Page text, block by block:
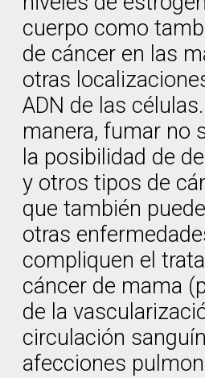
cuerpo como
de cáncer en las
otras
ADN de las
manera, fumar no
la posibilidad de
y otros tipos de
que también
otras
compliquen el
cáncer de mama
de la
circulación
afecciones